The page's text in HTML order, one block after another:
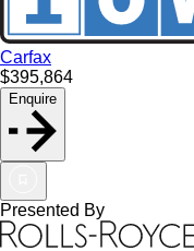
Carfax
$395,864
Enquire
Presented By